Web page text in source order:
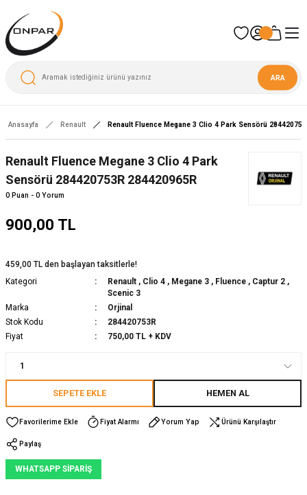
ARA
Anasayfa Renault Renault Fluence Megane 3 Clio 4 Park Sensörü
Renault Fluence Megane 3 Clio 4 Park
Sensörü 284420753R 284420965R
0 Puan - 0 Yorum
900,00 TL
459,00 TL den başlayan taksitlerle!
Kategori
Renault , Clio 4 , Megane 3 , Fluence , Captur 2 ,
Scenic 3
Marka
Orjinal
Stok Kodu
284420753R
Fiyat
750,00 TL + KDV
SEPETE EKLE HEMEN AL
Fiyat Alarmı Yorum Yap Ürünü Karşılaştır
Paylaş
WHATSAPP SİPARİŞ